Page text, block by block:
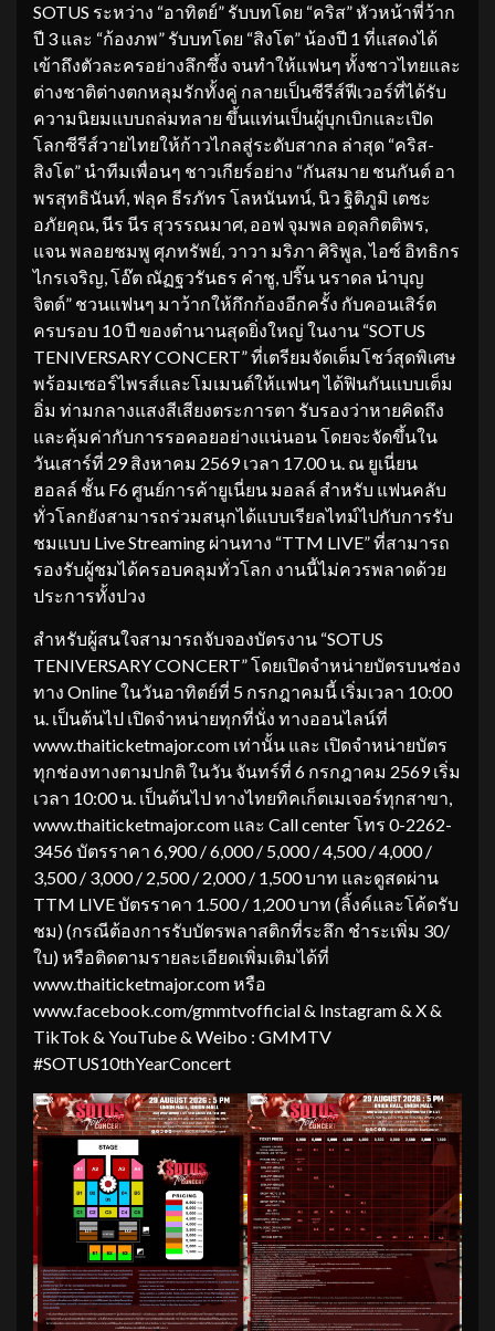
SOTUS ระหว่าง “อาทิตย์” รับบทโดย “คริส” หัวหน้าพี่ว้าก
ปี 3 และ “ก้องภพ” รับบทโดย “สิงโต” น้องปี 1 ที่แสดงได้
เข้าถึงตัวละครอย่างลึกซึ้ง จนทำให้แฟนๆ ทั้งชาวไทยและ
ต่างชาติต่างตกหลุมรักทั้งคู่ กลายเป็นซีรีส์ฟีเวอร์ที่ได้รับ
ความนิยมแบบถล่มทลาย ขึ้นแท่นเป็นผู้บุกเบิกและเปิด
โลกซีรีส์วายไทยให้ก้าวไกลสู่ระดับสากล ล่าสุด “คริส-
สิงโต” นำทีมเพื่อนๆ ชาวเกียร์อย่าง “กันสมาย ชนกันต์ อา
พรสุทธินันท์, ฟลุค ธีรภัทร โลหนันทน์, นิว ฐิติภูมิ เตชะ
อภัยคุณ, นีร นีร สุวรรณมาศ, ออฟ จุมพล อดุลกิตติพร,
แจน พลอยชมพู ศุภทรัพย์, วาวา มริภา ศิริพูล, ไอซ์ อิทธิกร
ไกรเจริญ, โอ๊ต ณัฏฐวรันธร คำชู, ปริ๊น นราดล นำบุญ
จิตต์” ชวนแฟนๆ มาว้ากให้กึกก้องอีกครั้ง กับคอนเสิร์ต
ครบรอบ 10 ปี ของตำนานสุดยิ่งใหญ่ ในงาน “SOTUS
TENIVERSARY CONCERT” ที่เตรียมจัดเต็มโชว์สุดพิเศษ
พร้อมเซอร์ไพรส์และโมเมนต์ให้แฟนๆ ได้ฟินกันแบบเต็ม
อิ่ม ท่ามกลางแสงสีเสียงตระการตา รับรองว่าหายคิดถึง
และคุ้มค่ากับการรอคอยอย่างแน่นอน โดยจะจัดขึ้นใน
วันเสาร์ที่ 29 สิงหาคม 2569 เวลา 17.00 น. ณ ยูเนี่ยน
ฮอลล์ ชั้น F6 ศูนย์การค้ายูเนี่ยน มอลล์ สำหรับ แฟนคลับ
ทั่วโลกยังสามารถร่วมสนุกได้แบบเรียลไทม์ไปกับการรับ
ชมแบบ Live Streaming ผ่านทาง “TTM LIVE” ที่สามารถ
รองรับผู้ชมได้ครอบคลุมทั่วโลก งานนี้ไม่ควรพลาดด้วย
ประการทั้งปวง
สำหรับผู้สนใจสามารถจับจองบัตรงาน “SOTUS
TENIVERSARY CONCERT” โดยเปิดจำหน่ายบัตรบนช่อง
ทาง Online ในวันอาทิตย์ที่ 5 กรกฎาคมนี้ เริ่มเวลา 10:00
น. เป็นต้นไป เปิดจำหน่ายทุกที่นั่ง ทางออนไลน์ที่
www.thaiticketmajor.com เท่านั้น และ เปิดจำหน่ายบัตร
ทุกช่องทางตามปกติ ในวัน จันทร์ที่ 6 กรกฎาคม 2569 เริ่ม
เวลา 10:00 น. เป็นต้นไป ทางไทยทิคเก็ตเมเจอร์ทุกสาขา,
www.thaiticketmajor.com และ Call center โทร 0-2262-
3456 บัตรราคา 6,900 / 6,000 / 5,000 / 4,500 / 4,000 /
3,500 / 3,000 / 2,500 / 2,000 / 1,500 บาท และดูสดผ่าน
TTM LIVE บัตรราคา 1.500 / 1,200 บาท (ลิ้งค์และโค้ดรับ
ชม) (กรณีต้องการรับบัตรพลาสติกที่ระลึก ชำระเพิ่ม 30/
ใบ) หรือติดตามรายละเอียดเพิ่มเติมได้ที่
www.thaiticketmajor.com หรือ
www.facebook.com/gmmtvofficial & Instagram & X &
TikTok & YouTube & Weibo : GMMTV
#SOTUS10thYearConcert